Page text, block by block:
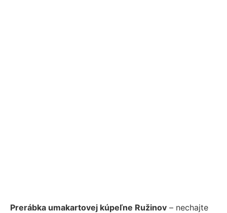
Prerábka umakartovej kúpeľne Ružinov – nechajte